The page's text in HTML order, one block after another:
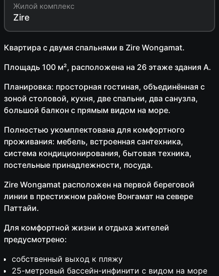
Жилой комплекс
Zire
Квартира с двумя спальнями в Zire Wongamat.
Площадь 100 м², расположена на 26 этаже здания A.
Планировка: просторная гостиная, объединённая с
зоной столовой, кухня, две спальни, два санузла,
большой балкон с прямым видом на море.
Полностью укомплектована для комфортного
проживания: мебель, встроенная сантехника,
система кондиционирования, бытовая техника,
постельные принадлежности, посуда.
Zire Wongamat расположен на первой береговой
линии в престижном районе Вонгамат на севере
Паттайи.
Для комфортной жизни и отдыха жителей
предусмотрено:
собственный выход к пляжу
25-метровый бассейн-инфинити с видом на море